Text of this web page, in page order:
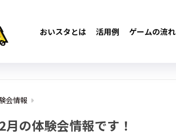
おいスタとは 活用例 ゲームの流れ
会情報
月の体験会情報です！